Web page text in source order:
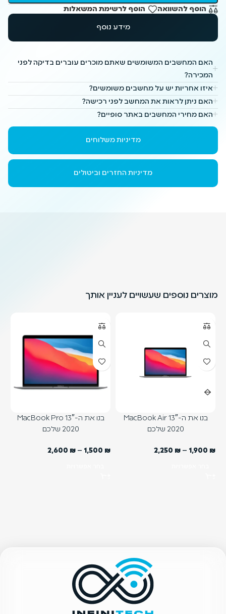
הוסף להשוואה
הוסף לרשימת המשאלות
מידע נוסף
מדיניות משלוחים
מדיניות החזרים וביטולים
האם המחשבים המשומשים שאתם מוכרים עוברים בדיקה לפני
המכירה?
איזו אחריות יש על מחשבים משומשים?
האם ניתן לראות את המחשב לפני רכישה?
האם מחירי המחשבים באתר סופיים?
מוצרים נוספים שעשויים לעניין אותך
בנו את ה-MacBook Air 13″
2020 שלכם
1,900 ₪
–
2,250 ₪
בנו את ה-MacBook Pro 13″
2020 שלכם
1,500 ₪
–
2,600 ₪